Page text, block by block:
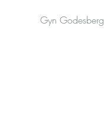
Gyn Godesberg